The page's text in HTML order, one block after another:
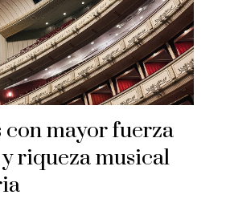
con mayor fuerza
riqueza musical